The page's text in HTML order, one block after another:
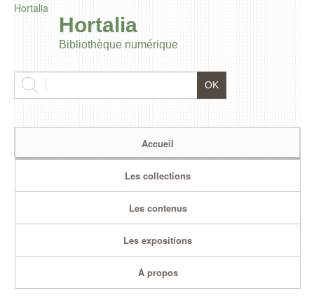
Hortalia
Hortalia
Bibliothèque numérique
Accueil
Les collections
Les contenus
Les expositions
À propos